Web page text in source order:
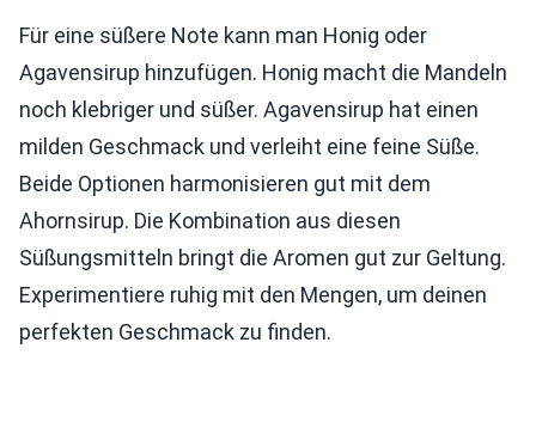
Für eine süßere Note kann man Honig oder
Agavensirup hinzufügen. Honig macht die Mandeln
noch klebriger und süßer. Agavensirup hat einen
milden Geschmack und verleiht eine feine Süße.
Beide Optionen harmonisieren gut mit dem
Ahornsirup. Die Kombination aus diesen
Süßungsmitteln bringt die Aromen gut zur Geltung.
Experimentiere ruhig mit den Mengen, um deinen
perfekten Geschmack zu finden.